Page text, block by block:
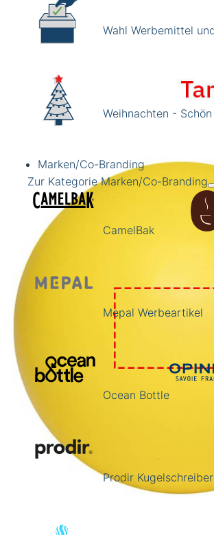
Wahl Werbemittel
Weihnachten -
Marken/Co-Branding
Zur Kategorie Marken/Co-Branding
CamelBak
Mepal Werbeartikel
Ocean Bottle
Prodir